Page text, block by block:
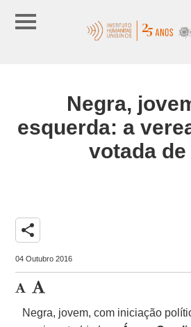
Negra,
esquerda: a
votada de
share
04 Outubro 2016
Negra, jovem, com iniciação